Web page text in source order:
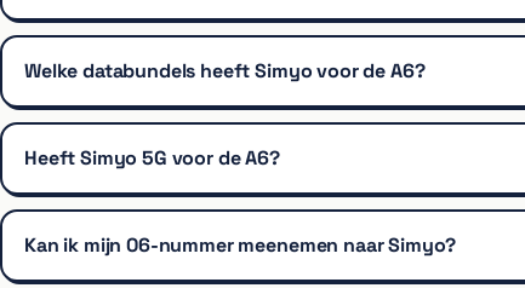
Welke databundels heeft Simyo voor de A6?
Heeft Simyo 5G voor de A6?
Kan ik mijn 06-nummer meenemen naar Simyo?